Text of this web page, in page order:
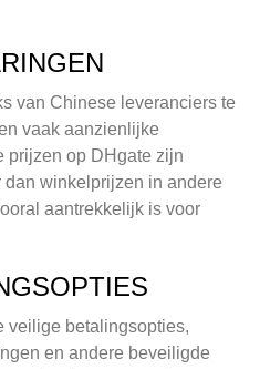
van Chinese leveranciers te
vaak aanzienlijke
prijzen op DHgate zijn
winkelprijzen in andere
aantrekkelijk is voor
veilige betalingsopties,
en andere beveiligde